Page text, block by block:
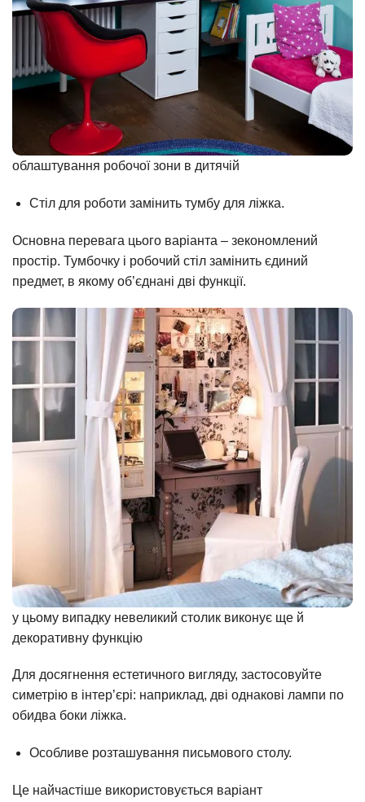
облаштування робочої зони в дитячій
Стіл для роботи замінить тумбу для ліжка.
Основна перевага цього варіанта – зекономлений
простір. Тумбочку і робочий стіл замінить єдиний
предмет, в якому об’єднані дві функції.
у цьому випадку невеликий столик виконує ще й
декоративну функцію
Для досягнення естетичного вигляду, застосовуйте
симетрію в інтер’єрі: наприклад, дві однакові лампи по
обидва боки ліжка.
Особливе розташування письмового столу.
Це найчастіше використовується варіант